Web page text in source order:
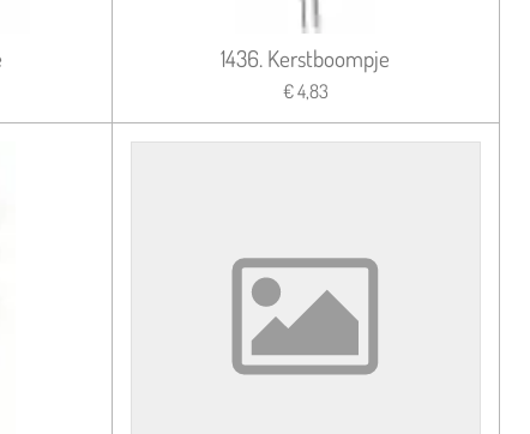
1436. Kerstboompje
€ 4,83